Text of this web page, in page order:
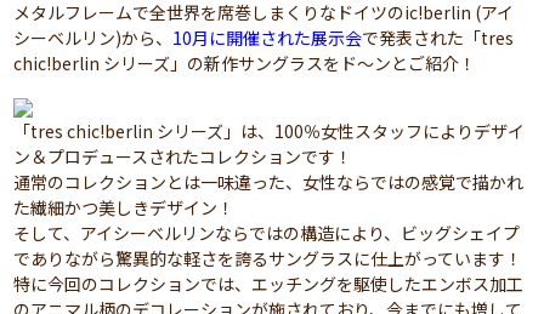
メタルフレームで全世界を席巻しまくりなドイツのic!berlin (アイ
シーベルリン)から、 10月に開催された展示会で発表された「tres
chic!berlin シリーズ」の新作サングラスをド～ンとご紹介！
「tres chic!berlin シリーズ」は、100％女性スタッフによりデザイ
ン＆プロデュースされたコレクションです！
通常のコレクションとは一味違った、女性ならではの感覚で描かれ
た繊細かつ美しきデザイン！
そして、アイシーベルリンならではの構造により、ビッグシェイプ
でありながら驚異的な軽さを誇るサングラスに仕上がっています！
特に今回のコレクションでは、エッチングを駆使したエンボス加工
のアニマル柄のデコレーションが施されており、今までにも増して